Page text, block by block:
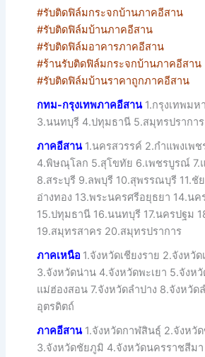
#รับติดฟิล์มกระจกบ้านภาคอีสาน
#รับติดฟิล์มบ้านภาคอีสาน
#รับติดฟิล์มอาคารภาคอีสาน
#ร้านรับติดฟิล์มกระจกบ้านภาคอีสาน
#รับติดฟิล์มบ้านราคาถูกภาคอีสาน
กทม-กรุงเทพภาคอีสาน1.กรุงเทพมห
3.นนทบุรี 4.ปทุมธานี 5.สมุทรปรากา
ภาคอีสาน1.นครสวรรค์ 2.กำแพงเพช
4.พิษณุโลก 5.สุโขทัย 6.เพชรบูรณ์ 7.
8.สระบุรี 9.ลพบุรี 10.สุพรรณบุรี 11.ชั
อ่างทอง 13.พระนครศรีอยุธยา 14.นค
15.ปทุมธานี 16.นนทบุรี 17.นครปฐม
19.สมุทรสาคร 20.สมุทรปราการ
ภาคเหนือ 1.จังหวัดเชียงราย 2.จังหวัด
3.จังหวัดน่าน 4.จังหวัดพะเยา 5.จังห
แม่ฮ่องสอน 7.จังหวัดลำปาง 8.จังหวัด
อุตรดิตถ์
ภาคอีสาน1.จังหวัดกาฬสินธุ์ 2.จังหวั
3.จังหวัดชัยภูมิ 4.จังหวัดนครราชสีม